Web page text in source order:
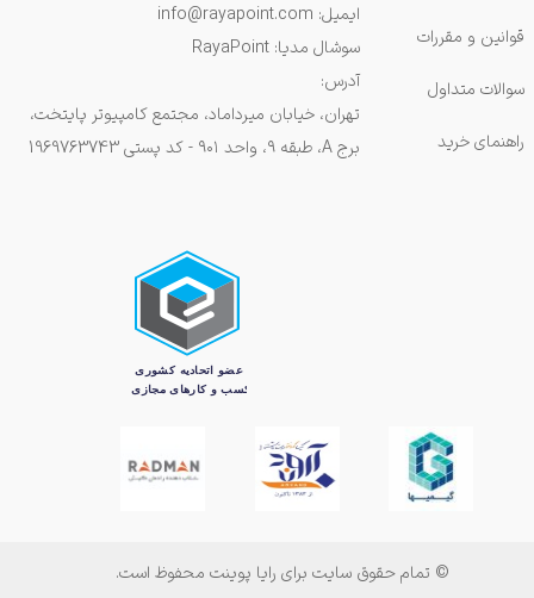
قوانین و مقررات
سوالات متداول
راهنمای خرید
© تمام حقوق سایت برای رایا پوینت محفوظ است.
ایمیل: info@rayapoint.com
سوشال مدیا: RayaPoint
آدرس:
تهران، خیابان میرداماد، مجتمع کامپیوتر پایتخت،
برج A، طبقه ۹، واحد ۹۰۱ - کد پستی 1969763743